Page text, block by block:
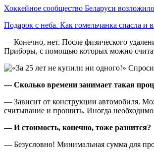
Хоккейное сообщество Беларуси
Подарок с неба. Как гомельчанка спасла и
— Конечно, нет. После физического
Приборы, с помощью которых можно
— Сколько времени занимает такая
— Зависит от конструкции автомобиля.
считывание и прошить. Иногда необходимо
— И стоимость, конечно, тоже разнится?
— Безусловно! Минимальная сумма для